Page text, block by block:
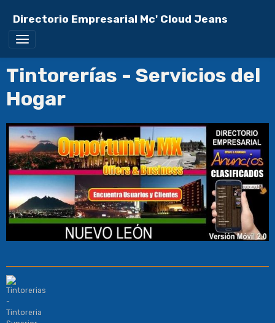
Directorio Empresarial Mc' Cloud Jeans
Tintorerías - Servicios del
Hogar